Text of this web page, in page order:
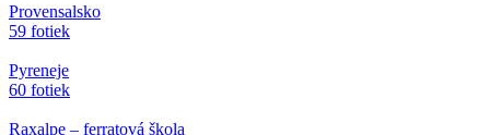
Provensalsko
59 fotiek
Pyreneje
60 fotiek
Raxalpe – ferratová škola